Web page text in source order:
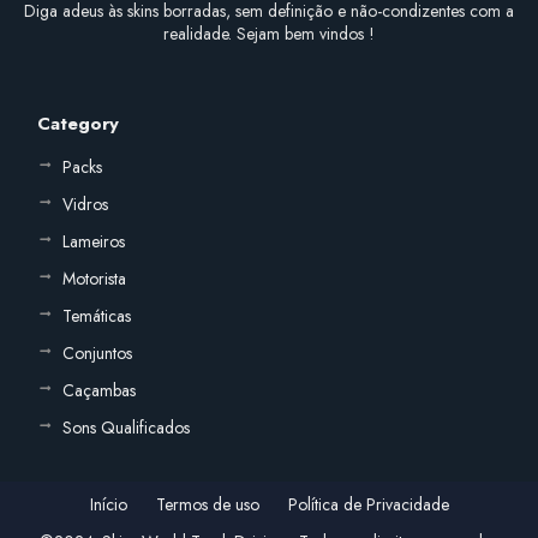
Diga adeus às skins borradas, sem definição e não-condizentes com a
realidade. Sejam bem vindos !
Category
Packs
Vidros
Lameiros
Motorista
Temáticas
Conjuntos
Caçambas
Sons Qualificados
Início Termos de uso
Política de Privacidade